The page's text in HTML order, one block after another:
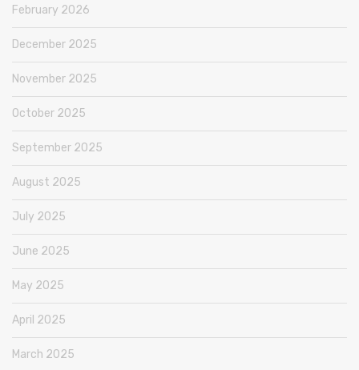
February 2026
December 2025
November 2025
October 2025
September 2025
August 2025
July 2025
June 2025
May 2025
April 2025
March 2025